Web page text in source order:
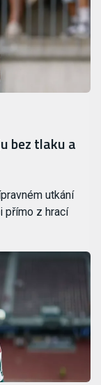
bez tlaku a
utkání
přímo z hrací